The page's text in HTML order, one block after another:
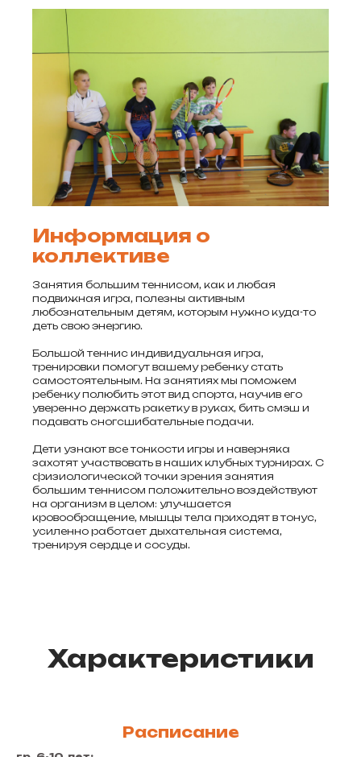
Информация о
коллективе
Занятия большим теннисом, как и любая
подвижная игра, полезны активным
любознательным детям, которым нужно куда-то
деть свою энергию.
Большой теннис индивидуальная игра,
тренировки помогут вашему ребенку стать
самостоятельным. На занятиях мы поможем
ребенку полюбить этот вид спорта, научив его
уверенно держать ракетку в руках, бить смэш и
подавать сногсшибательные подачи.
Дети узнают все тонкости игры и наверняка
захотят участвовать в наших клубных турнирах. С
физиологической точки зрения занятия
большим теннисом положительно воздействуют
на организм в целом: улучшается
кровообращение, мышцы тела приходят в тонус,
усиленно работает дыхательная система,
тренируя сердце и сосуды.
Характеристики
Расписание